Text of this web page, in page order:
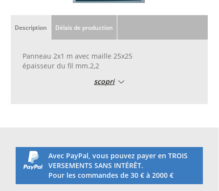
Description Délais de production
Panneau 2x1 m avec maille 25x25
épaisseur du fil mm.2,2
scopri
Avec PayPal, vous pouvez payer en TROIS
VERSEMENTS SANS INTÉRÊT.
Pour les commandes de 30 € à 2000 €